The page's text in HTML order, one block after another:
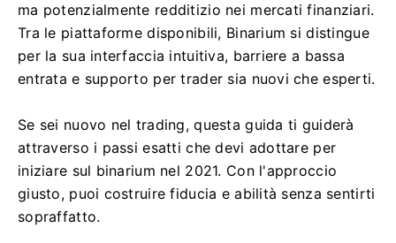
ma potenzialmente redditizio nei mercati finanziari.
Tra le piattaforme disponibili, Binarium si distingue
per la sua interfaccia intuitiva, barriere a bassa
entrata e supporto per trader sia nuovi che esperti.
Se sei nuovo nel trading, questa guida ti guiderà
attraverso i passi esatti che devi adottare per
iniziare sul binarium nel 2021. Con l'approccio
giusto, puoi costruire fiducia e abilità senza sentirti
sopraffatto.